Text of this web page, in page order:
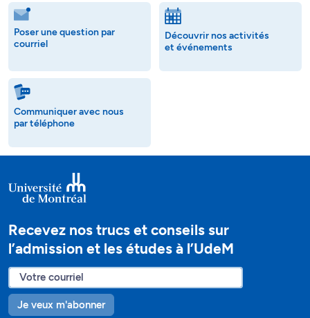
Poser une question par
courriel
Découvrir nos activités
et événements
Communiquer avec nous
par téléphone
Recevez nos trucs et conseils sur
l’admission et les études à l’UdeM
Je veux m'abonner